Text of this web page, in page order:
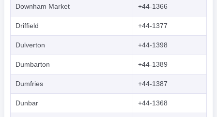
Downham Market +44-1366
Driffield +44-1377
Dulverton +44-1398
Dumbarton +44-1389
Dumfries +44-1387
Dunbar +44-1368